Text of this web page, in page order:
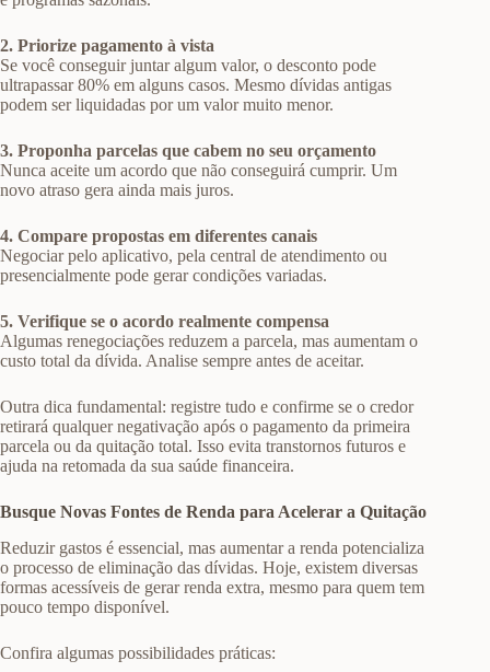
2. Priorize pagamento à vista
Se você conseguir juntar algum valor, o desconto pode
ultrapassar 80% em alguns casos. Mesmo dívidas antigas
podem ser liquidadas por um valor muito menor.
3. Proponha parcelas que cabem no seu orçamento
Nunca aceite um acordo que não conseguirá cumprir. Um
novo atraso gera ainda mais juros.
4. Compare propostas em diferentes canais
Negociar pelo aplicativo, pela central de atendimento ou
presencialmente pode gerar condições variadas.
5. Verifique se o acordo realmente compensa
Algumas renegociações reduzem a parcela, mas aumentam o
custo total da dívida. Analise sempre antes de aceitar.
Outra dica fundamental: registre tudo e confirme se o credor
retirará qualquer negativação após o pagamento da primeira
parcela ou da quitação total. Isso evita transtornos futuros e
ajuda na retomada da sua saúde financeira.
Busque Novas Fontes de Renda para Acelerar a Quitação
Reduzir gastos é essencial, mas aumentar a renda potencializa
o processo de eliminação das dívidas. Hoje, existem diversas
formas acessíveis de gerar renda extra, mesmo para quem tem
pouco tempo disponível.
Confira algumas possibilidades práticas: